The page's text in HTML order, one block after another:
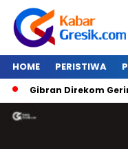
HOME PERISTIWA
Gibran Direkom